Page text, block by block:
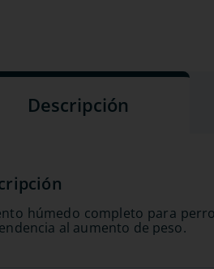
Descripción
húmedo completo para
al aumento de peso.